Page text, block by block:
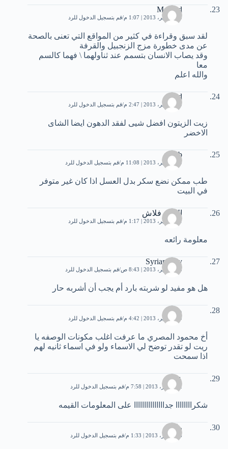
Mourad
20 سبتمبر، 2013 | 1:07 م قم بتسجيل الدخول للرد
لقد سبق وقراءة في كثير من المواقع التي تعنى بالصحة
عن مدى خطورة مزج الزنجبيل والقرفة
وقد يصاب الانسان بتسمم عند ثناولهما \ فهما كالسم
معا
والله اعلم
said
20 سبتمبر، 2013 | 2:47 م قم بتسجيل الدخول للرد
زيت الزيتون افضل شيى لفقد الدهون ايضا الشاى
الاخضر
rehab
20 سبتمبر، 2013 | 11:08 م قم بتسجيل الدخول للرد
طب ممكن نضع سكر بدل العسل اذا كان غير متوفر
في البيت
العاب فلاش
21 سبتمبر، 2013 | 1:17 م قم بتسجيل الدخول للرد
معلومة رائعه
Syrian lady
28 سبتمبر، 2013 | 8:43 ص قم بتسجيل الدخول للرد
هل هو مفيد لو شربته بارد أم يجب أن أشربه حار
وفاء
29 سبتمبر، 2013 | 4:42 م قم بتسجيل الدخول للرد
أخ محمود المصري ما عرفت اغلب مكونات الوصفه يا
ريت لو تقدر توضح لي الاسماء ولو في اسماء ثانيه لهم
اذا سمحت
على
12 أكتوبر، 2013 | 7:58 م قم بتسجيل الدخول للرد
شكراااااااا جدااااااااااااااا على المعلومات القيمه
رابعة
16 أكتوبر، 2013 | 1:33 م قم بتسجيل الدخول للرد